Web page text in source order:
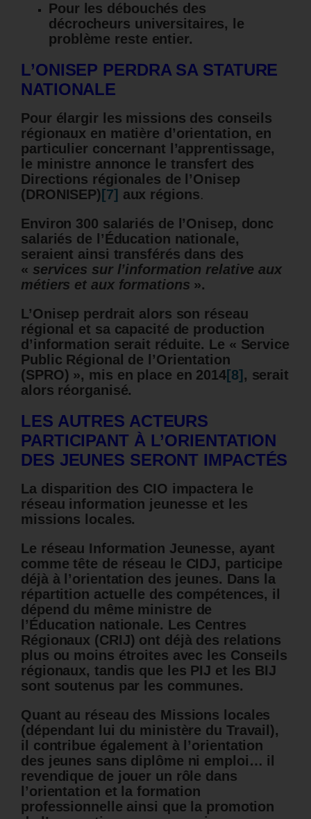
Pour les débouchés des
décrocheurs universitaires, le
problème reste entier.
L’ONISEP PERDRA SA STATURE
NATIONALE
Pour élargir les missions des conseils
régionaux en matière d’orientation, en
particulier concernant l’apprentissage,
le ministre annonce le transfert des
Directions régionales de l’Onisep
(DRONISEP) [7] aux régions.
Environ 300 salariés de l’Onisep, donc
salariés de l’Éducation nationale,
seraient ainsi transférés dans des
« services sur l’information relative aux
métiers et aux formations ».
L’Onisep perdrait alors son réseau
régional et sa capacité de production
d’information serait réduite. Le « Service
Public Régional de l’Orientation
(SPRO) », mis en place en 2014[8] , serait
alors réorganisé.
LES AUTRES ACTEURS
PARTICIPANT À L’ORIENTATION
DES JEUNES SERONT IMPACTÉS
La disparition des CIO impactera le
réseau information jeunesse et les
missions locales.
Le réseau Information Jeunesse, ayant
comme tête de réseau le CIDJ, participe
déjà à l’orientation des jeunes. Dans la
répartition actuelle des compétences, il
dépend du même ministre de
l’Éducation nationale. Les Centres
Régionaux (CRIJ) ont déjà des relations
plus ou moins étroites avec les Conseils
régionaux, tandis que les PIJ et les BIJ
sont soutenus par les communes.
Quant au réseau des Missions locales
(dépendant lui du ministère du Travail),
il contribue également à l’orientation
des jeunes sans diplôme ni emploi… il
revendique de jouer un rôle dans
l’orientation et la formation
professionnelle ainsi que la promotion